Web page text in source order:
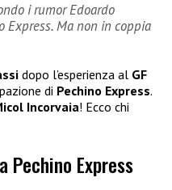
i rumor Edoardo
Express. Ma non in coppia
dopo l’esperienza al GF
di Pechino Express.
Incorvaia! Ecco chi
Pechino Express